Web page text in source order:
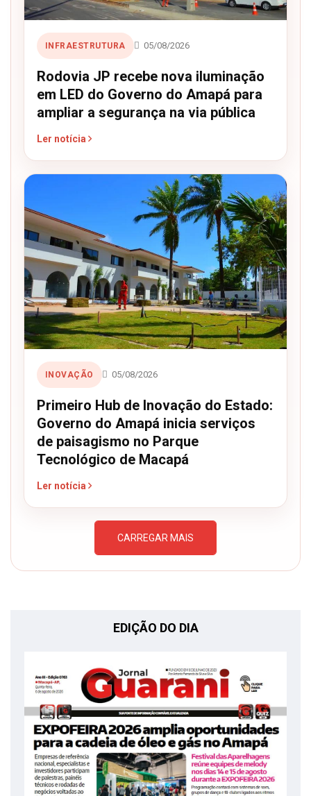
INFRAESTRUTURA 05/08/2026
Rodovia JP recebe nova iluminação
em LED do Governo do Amapá para
ampliar a segurança na via pública
Ler notícia
INOVAÇÃO 05/08/2026
Primeiro Hub de Inovação do Estado:
Governo do Amapá inicia serviços
de paisagismo no Parque
Tecnológico de Macapá
Ler notícia
CARREGAR MAIS
EDIÇÃO DO DIA